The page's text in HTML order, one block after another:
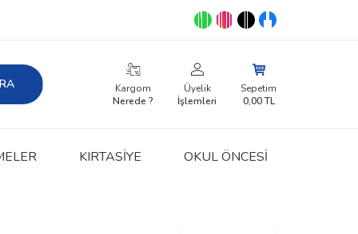
Kargom
Nerede ?
Üyelik
İşlemleri
Sepetim
0,00TL
KIRTASIYE OKUL ÖNCESİ